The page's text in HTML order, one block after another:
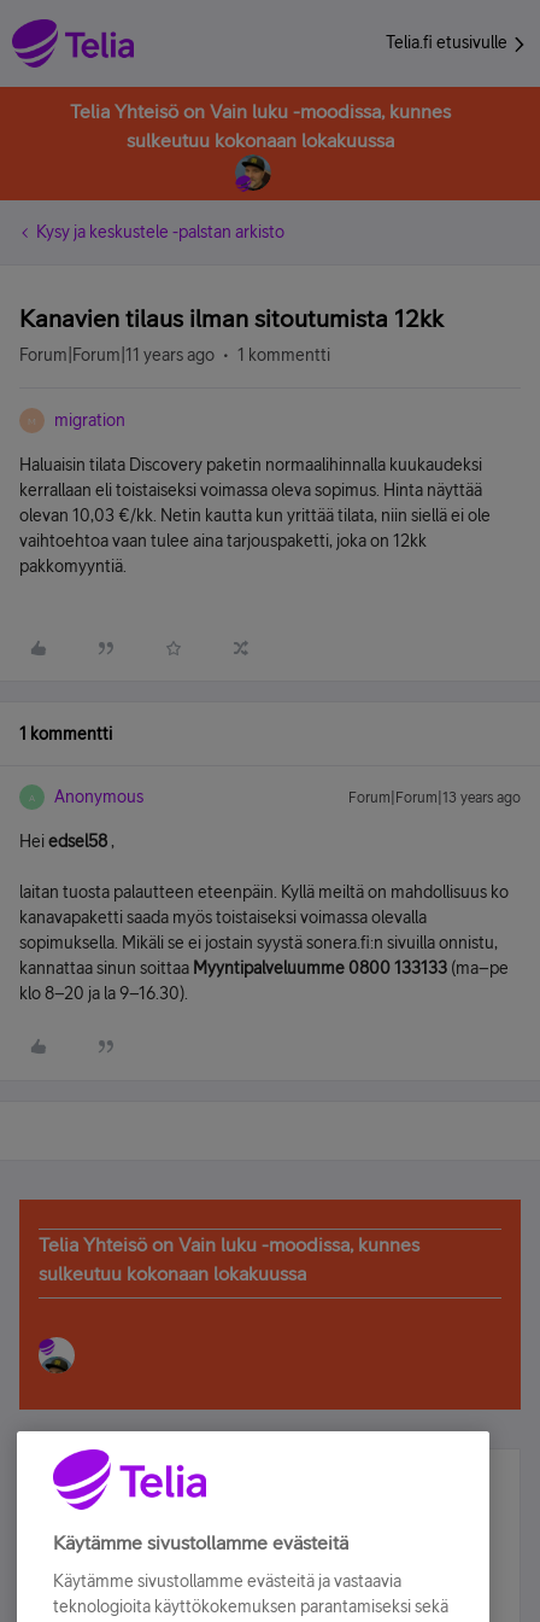
Telia.fi etusivulle
Telia Yhteisö on Vain luku -moodissa, kunnes
sulkeutuu kokonaan lokakuussa
Kysy ja keskustele -palstan arkisto
Kanavien tilaus ilman sitoutumista 12kk
Forum|Forum|11 years ago 1 kommentti
M migration
Haluaisin tilata Discovery paketin normaalihinnalla kuukaudeksi
kerrallaan eli toistaiseksi voimassa oleva sopimus. Hinta näyttää
olevan 10,03 €/kk. Netin kautta kun yrittää tilata, niin siellä ei ole
vaihtoehtoa vaan tulee aina tarjouspaketti, joka on 12kk
pakkomyyntiä.
1 kommentti
A Anonymous Forum|Forum|13 years ago
Heiedsel58 ,
laitan tuosta palautteen eteenpäin. Kyllä meiltä on mahdollisuus ko
kanavapaketti saada myös toistaiseksi voimassa olevalla
sopimuksella. Mikäli se ei jostain syystä sonera.fi:n sivuilla onnistu,
kannattaa sinun soittaa Myyntipalveluumme 0800 133133 (ma–pe
klo 8–20 ja la 9–16.30).
Telia Yhteisö on Vain luku -moodissa, kunnes
sulkeutuu kokonaan lokakuussa
Älä jää paitsi – osallistu ja voita!
Tilaa Telian uutiskirje ja olet mukana arvonnassa.
sähköpostiisi.
Käytämme sivustollamme evästeitä
Käytämme sivustollamme evästeitä ja vastaavia
teknologioita käyttökokemuksen parantamiseksi sekä